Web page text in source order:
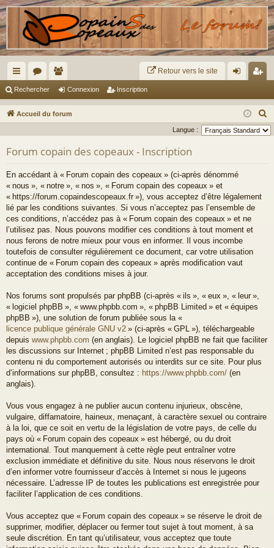
ac
co
s
or
u m
Retour vers le site
ne
xi
cri
pti
Rechercher Connexion Inscription
Accueil du forum
e
Langue :
Forum copain des copeaux - Inscription
En accédant à « Forum copain des copeaux » (ci-après dénommé
« nous », « notre », « nos », « Forum copain des copeaux » et
« https://forum.copaindescopeaux.fr »), vous acceptez d’être légalement
lié par les conditions suivantes. Si vous n’acceptez pas l’ensemble de
ces conditions, n’accédez pas à « Forum copain des copeaux » et ne
l’utilisez pas. Nous pouvons modifier ces conditions à tout moment et
nous ferons de notre mieux pour vous en informer. Il vous incombe
toutefois de consulter régulièrement ce document, car votre utilisation
continue de « Forum copain des copeaux » après modification vaut
acceptation des conditions mises à jour.
Nos forums sont propulsés par phpBB (ci-après « ils », « eux », « leur »,
« logiciel phpBB », « www.phpbb.com », « phpBB Limited » et « équipes
phpBB »), une solution de forum publiée sous la «
licence publique générale GNU v2 » (ci-après « GPL »), téléchargeable
depuis www.phpbb.com (en anglais). Le logiciel phpBB ne fait que faciliter
les discussions sur Internet ; phpBB Limited n’est pas responsable du
contenu ni du comportement autorisés ou interdits sur ce site. Pour plus
d’informations sur phpBB, consultez : https://www.phpbb.com/ (en
anglais).
Vous vous engagez à ne publier aucun contenu injurieux, obscène,
vulgaire, diffamatoire, haineux, menaçant, à caractère sexuel ou contraire
à la loi, que ce soit en vertu de la législation de votre pays, de celle du
pays où « Forum copain des copeaux » est hébergé, ou du droit
international. Tout manquement à cette règle peut entraîner votre
exclusion immédiate et définitive du site. Nous nous réservons le droit
d’en informer votre fournisseur d’accès à Internet si nous le jugeons
nécessaire. L’adresse IP de toutes les publications est enregistrée pour
faciliter l’application de ces conditions.
Vous acceptez que « Forum copain des copeaux » se réserve le droit de
supprimer, modifier, déplacer ou fermer tout sujet à tout moment, à sa
seule discrétion. En tant qu’utilisateur, vous acceptez que toute